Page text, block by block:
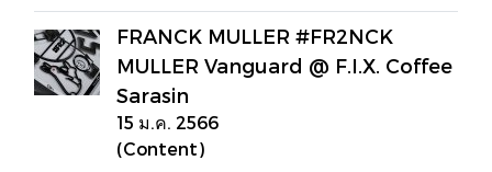
FRANCK MULLER #FR2NCK
MULLER Vanguard @ F.I.X. Coffee
Sarasin
15 ม.ค. 2566
(Content)